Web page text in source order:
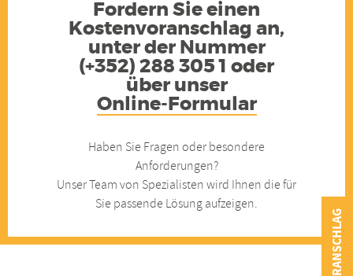
Fordern Sie einen
Kostenvoranschlag an,
unter der Nummer
(+352) 288 305 1 oder
über unser
Online-Formular
Haben Sie Fragen oder besondere
Anforderungen?
Unser Team von Spezialisten wird Ihnen die für
Sie passende Lösung aufzeigen.